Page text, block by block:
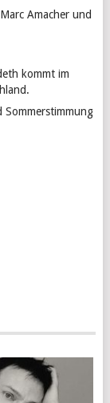
Amacher und
kommt im